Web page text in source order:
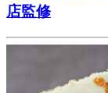
店監修